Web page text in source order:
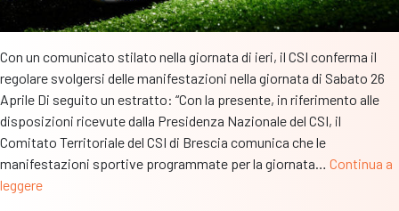
Con un comunicato stilato nella giornata di ieri, il CSI conferma il
regolare svolgersi delle manifestazioni nella giornata di Sabato 26
Aprile Di seguito un estratto: “Con la presente, in riferimento alle
disposizioni ricevute dalla Presidenza Nazionale del CSI, il
Comitato Territoriale del CSI di Brescia comunica che le
manifestazioni sportive programmate per la giornata… Continua a
leggereCsi